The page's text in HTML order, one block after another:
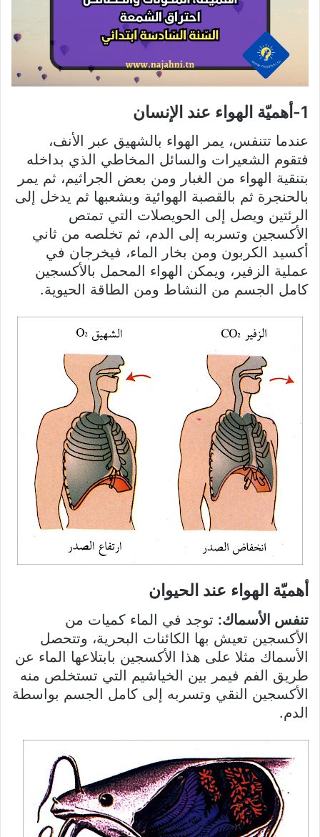
1-أهميّة الهواء عند الإنسان
عندما تتنفس، يمر الهواء بالشهيق عبر الأنف،
فتقوم الشعيرات والسائل المخاطي الذي بداخله
بتنقية الهواء من الغبار ومن بعض الجراثيم، ثم يمر
بالحنجرة ثم بالقصبة الهوائية وبشعبها ثم يدخل إلى
الرئتين ويصل إلى الحويصلات التي تمتص
الأكسجين وتسربه إلى الدم، ثم تخلصه من ثاني
أكسيد الكربون ومن بخار الماء، فيخرجان في
عملية الزفير، ويمكن الهواء المحمل بالأكسجين
كامل الجسم من النشاط ومن الطاقة الحيوية.
أهميّة الهواء عند الحيوان
تنفس الأسماك: توجد في الماء كميات من
الأكسجين تعيش بها الكائنات البحرية، وتتحصل
الأسماك مثلا على هذا الأكسجين بابتلاعها الماء عن
طريق الفم فيمر بين الخياشيم التي تستخلص منه
الأكسجين النقي وتسربه إلى كامل الجسم بواسطة
الدم.